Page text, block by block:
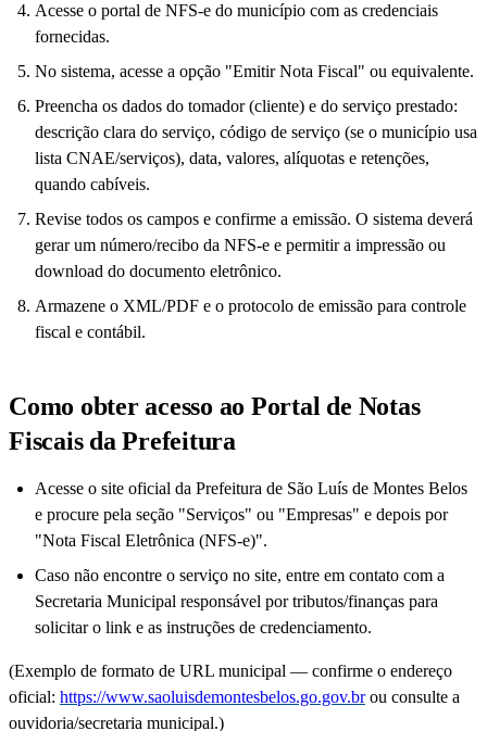
Acesse o portal de NFS-e do município com as credenciais
fornecidas.
No sistema, acesse a opção "Emitir Nota Fiscal" ou equivalente.
Preencha os dados do tomador (cliente) e do serviço prestado:
descrição clara do serviço, código de serviço (se o município usa
lista CNAE/serviços), data, valores, alíquotas e retenções,
quando cabíveis.
Revise todos os campos e confirme a emissão. O sistema deverá
gerar um número/recibo da NFS-e e permitir a impressão ou
download do documento eletrônico.
Armazene o XML/PDF e o protocolo de emissão para controle
fiscal e contábil.
Como obter acesso ao Portal de Notas
Fiscais da Prefeitura
Acesse o site oficial da Prefeitura de São Luís de Montes Belos
e procure pela seção "Serviços" ou "Empresas" e depois por
"Nota Fiscal Eletrônica (NFS-e)".
Caso não encontre o serviço no site, entre em contato com a
Secretaria Municipal responsável por tributos/finanças para
solicitar o link e as instruções de credenciamento.
(Exemplo de formato de URL municipal — confirme o endereço
oficial: https://www.saoluisdemontesbelos.go.gov.brou consulte a
ouvidoria/secretaria municipal.)